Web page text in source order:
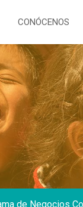
CONÓCENOS
de Negocios